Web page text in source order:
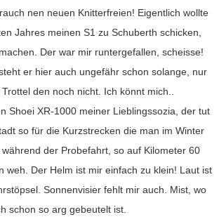
nen neuen Knitterfreien! Eigentlich wollte
Jahres meinen S1 zu Schuberth schicken,
Der war mir runtergefallen, scheisse!
er hier auch ungefähr schon solange, nur
den noch nicht. Ich könnt mich..
Shoei XR-1000 meiner Lieblingssozia, der tut
so für die Kurzstrecken die man im Winter
der Probefahrt, so auf Kilometer 60
weh. Der Helm ist mir einfach zu klein! Laut ist
Sonnenvisier fehlt mir auch. Mist, wo
schon so arg gebeutelt ist.